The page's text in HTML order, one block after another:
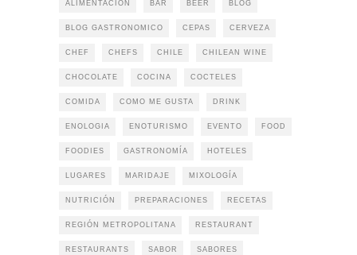
ALIMENTACIÓN BAR BEER BLOG
BLOG GASTRONOMICO CEPAS CERVEZA
CHEF CHEFS CHILE CHILEAN WINE
CHOCOLATE COCINA COCTELES
COMIDA COMO ME GUSTA DRINK
ENOLOGIA ENOTURISMO EVENTO FOOD
FOODIES GASTRONOMÍA HOTELES
LUGARES MARIDAJE MIXOLOGÍA
NUTRICIÓN PREPARACIONES RECETAS
REGIÓN METROPOLITANA RESTAURANT
RESTAURANTS SABOR SABORES